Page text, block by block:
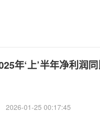
年‘上’半年净利润
2026-01-25 00:17:45